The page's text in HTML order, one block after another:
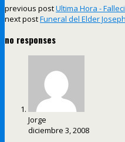
previous postUltima Hora -
next postFuneral del Elder
no responses
Jorge
diciembre 3, 2008